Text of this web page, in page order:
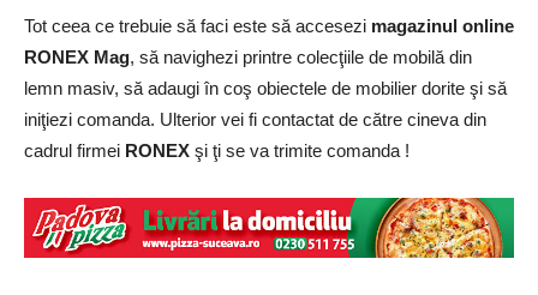
Tot ceea ce trebuie să faci este să accesezi magazinul online
RONEX Mag, să navighezi printre colecţiile de mobilă din
lemn masiv, să adaugi în coş obiectele de mobilier dorite şi să
iniţiezi comanda. Ulterior vei fi contactat de către cineva din
cadrul firmei RONEX şi ţi se va trimite comanda !